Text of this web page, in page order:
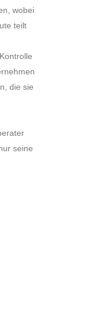
wobei
teilt
die sie
seine